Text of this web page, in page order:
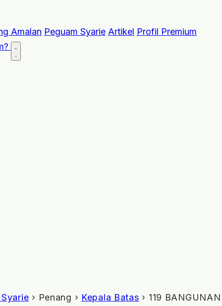
Amalan Peguam Syarie Artikel Profil Premium
› Penang › Kepala Batas › 119 BANGUNAN